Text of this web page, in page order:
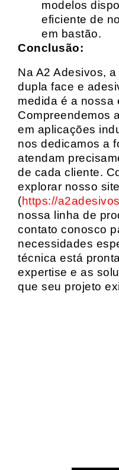
modelos
eficiente de
em bastão.
Conclusão:
Na A2 Adesivos,
dupla face e
medida é a nossa
Compreendemos
em aplicações
nos dedicamos a
atendam
de cada cliente.
explorar nosso site
(https://
nossa linha de
contato conosco
necessidades
técnica está
expertise e as
que seu projeto